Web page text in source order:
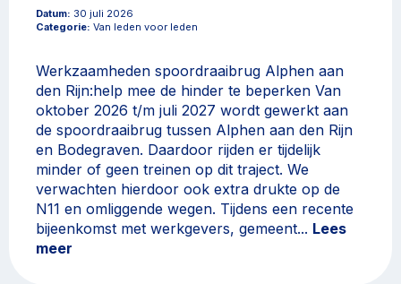
Datum: 30 juli 2026
Categorie: Van leden voor leden
Werkzaamheden spoordraaibrug Alphen aan
den Rijn:help mee de hinder te beperken Van
oktober 2026 t/m juli 2027 wordt gewerkt aan
de spoordraaibrug tussen Alphen aan den Rijn
en Bodegraven. Daardoor rijden er tijdelijk
minder of geen treinen op dit traject. We
verwachten hierdoor ook extra drukte op de
N11 en omliggende wegen. Tijdens een recente
bijeenkomst met werkgevers, gemeent... Lees
meer